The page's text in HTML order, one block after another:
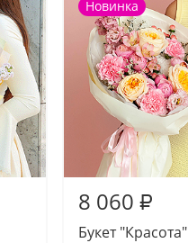
Новинка
8 060 ₽
Букет "Красота"